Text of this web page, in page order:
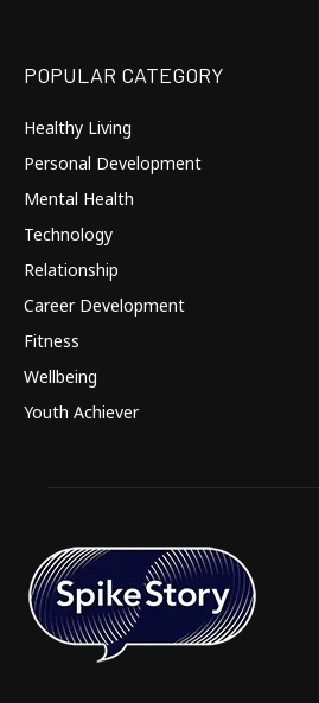
POPULAR CATEGORY
Healthy Living
Personal Development
Mental Health
Technology
Relationship
Career Development
Fitness
Wellbeing
Youth Achiever